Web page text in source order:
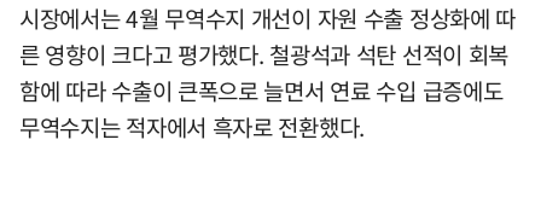
시장에서는 4월 무역수지 개선이 자원 수출 정상화에 따
른 영향이 크다고 평가했다. 철광석과 석탄 선적이 회복
함에 따라 수출이 큰폭으로 늘면서 연료 수입 급증에도
무역수지는 적자에서 흑자로 전환했다.